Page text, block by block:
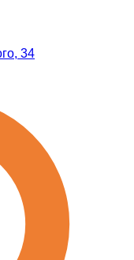
34